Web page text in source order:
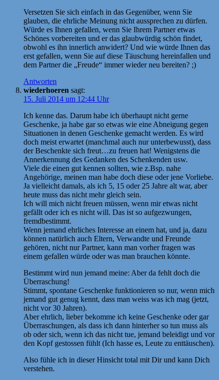
Versetzen Sie sich einfach in das Gegenüber, wenn Sie
glauben, die ehrliche Meinung nicht aussprechen zu dürfen.
Würde es Ihnen gefallen, wenn Sie Ihrem Partner etwas
Schönes vorbereiten und er das glaubwürdig schön findet,
obwohl es ihn innerlich anwidert? Und wie würde Ihnen das
erst gefallen, wenn Sie auf diese Täuschung hereinfallen und
dem Partner die „Freude“ immer wieder neu bereiten? ;)
Antworten
wiederhoeren sagt:
15. Juli 2014 um 12:44 Uhr
Ich kenne das. Darum habe ich überhaupt nicht gerne
Geschenke, ja habe gar so etwas wie eine Abneigung gegen
Situationen in denen Geschenke gemacht werden. Es wird
doch meist erwartet (manchmal auch nur unterbewusst), dass
der Beschenkte sich freut…zu freuen hat! Wenigstens die
Annerkennung des Gedanken des Schenkenden usw.
Viele die einen gut kennen sollten, wie z.Bsp. nahe
Angehörige, meinen man habe doch diese oder jene Vorliebe.
Ja vielleicht damals, als ich 5, 15 oder 25 Jahre alt war, aber
heute muss das nicht mehr gleich sein.
Ich will mich nicht freuen müssen, wenn mir etwas nicht
gefällt oder ich es nicht will. Das ist so aufgezwungen,
fremdbestimmt.
Wenn jemand ehrliches Interesse an einem hat, und ja, dazu
können natürlich auch Eltern, Verwandte und Freunde
gehören, nicht nur Partner, kann man vorher fragen was
einem gefallen würde oder was man brauchen könnte.
Bestimmt wird nun jemand meine: Aber da fehlt doch die
Überraschung!
Stimmt, spontane Geschenke funktionieren so nur, wenn mich
jemand gut genug kennt, dass man weiss was ich mag (jetzt,
nicht vor 30 Jahren).
Aber ehrlich, lieber bekomme ich keine Geschenke oder gar
Überraschungen, als dass ich dann hinterher so tun muss als
ob oder sich, wenn ich das nicht tue, jemand beleidigt und vor
den Kopf gestossen fühlt (Ich hasse es, Leute zu enttäuschen).
Also fühle ich in dieser Hinsicht total mit Dir und kann Dich
verstehen.